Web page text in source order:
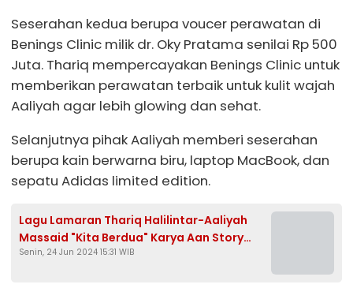
Seserahan kedua berupa voucer perawatan di
Benings Clinic milik dr. Oky Pratama senilai Rp 500
Juta. Thariq mempercayakan Benings Clinic untuk
memberikan perawatan terbaik untuk kulit wajah
Aaliyah agar lebih glowing dan sehat.
Selanjutnya pihak Aaliyah memberi seserahan
berupa kain berwarna biru, laptop MacBook, dan
sepatu Adidas limited edition.
Lagu Lamaran Thariq Halilintar-Aaliyah
Massaid "Kita Berdua" Karya Aan Story
Viral di TikTok
Senin, 24 Jun 2024 15:31 WIB